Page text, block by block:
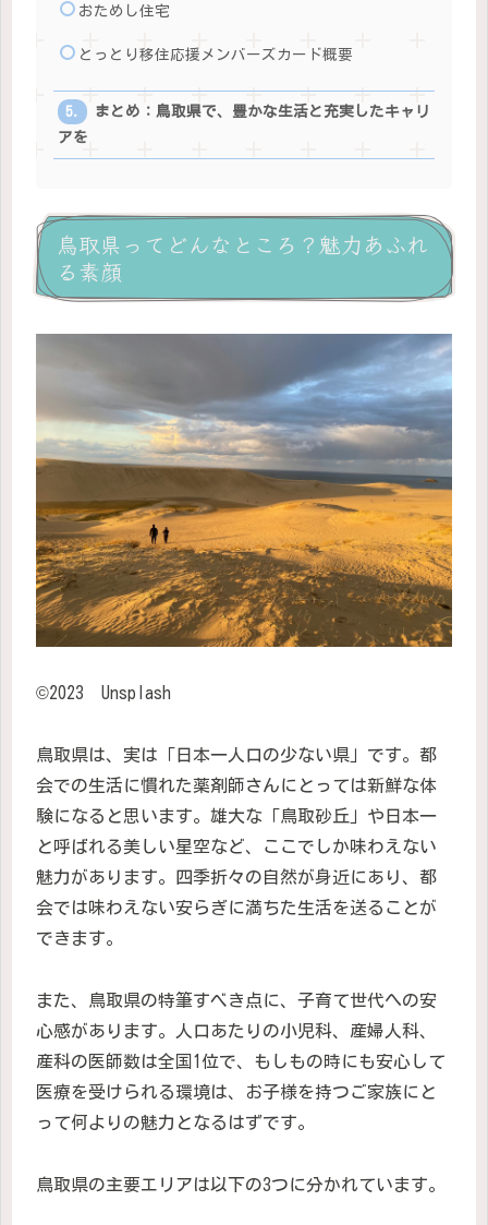
おためし住宅
とっとり移住応援メンバーズカード概要
まとめ：鳥取県で、豊かな生活と充実したキャリ
アを
鳥取県ってどんなところ？魅力あふれ
る素顔
©2023 Unsplash
鳥取県は、実は「日本一人口の少ない県」です。都
会での生活に慣れた薬剤師さんにとっては新鮮な体
験になると思います。雄大な「鳥取砂丘」や日本一
と呼ばれる美しい星空など、ここでしか味わえない
魅力があります。四季折々の自然が身近にあり、都
会では味わえない安らぎに満ちた生活を送ることが
できます。
また、鳥取県の特筆すべき点に、子育て世代への安
心感があります。人口あたりの小児科、産婦人科、
産科の医師数は全国1位で、もしもの時にも安心して
医療を受けられる環境は、お子様を持つご家族にと
って何よりの魅力となるはずです。
鳥取県の主要エリアは以下の3つに分かれています。